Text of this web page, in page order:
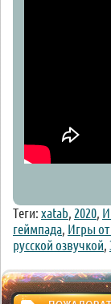
Теги: xatab, 2020,
геймпада, Игры от
русской озвучкой,